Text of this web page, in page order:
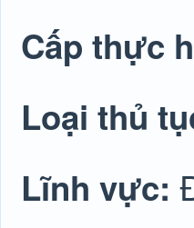
Cấp thực
Loại thủ
Lĩnh vực: